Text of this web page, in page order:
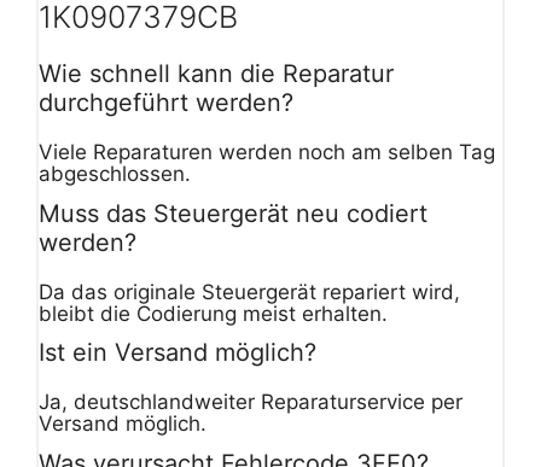
1K0907379CB
Wie schnell kann die Reparatur
durchgeführt werden?
Viele Reparaturen werden noch am selben Tag
abgeschlossen.
Muss das Steuergerät neu codiert
werden?
Da das originale Steuergerät repariert wird,
bleibt die Codierung meist erhalten.
Ist ein Versand möglich?
Ja, deutschlandweiter Reparaturservice per
Versand möglich.